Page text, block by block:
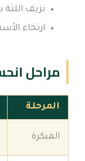
نزيف
ارتخاء
مراحل
المرحلة
المبكرة